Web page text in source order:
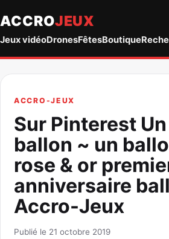
ACCROJEUX
Jeux vidéoDronesFêtesBoutique
ACCRO-JEUX
Sur Pinterest
ballon ~ un
rose & or
anniversaire
Accro-Jeux
Publié le 21 octobre 2019